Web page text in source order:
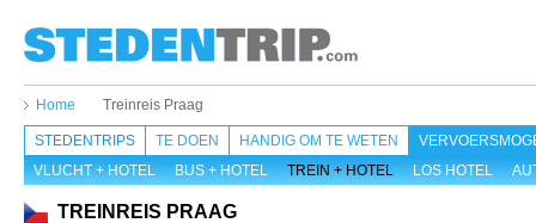
Home Treinreis Praag
STEDENTRIPS TE DOEN HANDIG OM TE WETEN
VLUCHT + HOTEL
BUS + HOTEL TREIN + HOTEL LOS HOTEL
TREINREIS PRAAG